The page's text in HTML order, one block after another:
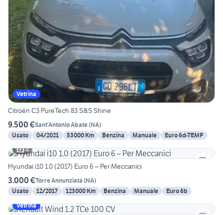
Vetrina
Citroën C3 PureTech 83 S&S Shine
9.500 €Sant'Antonio Abate(NA)
Usato
04/2021 53000 Km Benzina Manuale
Euro 6d-TEMP
4
Hyundai i10 1.0 (2017) Euro 6 – Per Meccanici
3.000 €Torre Annunziata (NA)
Usato
12/2017 123000 Km Benzina Manuale
Euro 6b
Vetrina